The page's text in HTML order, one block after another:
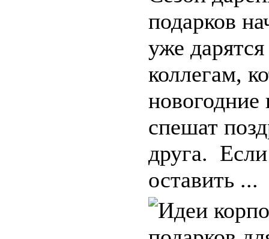
подарков
уже
коллегам,
спешат
друга.
оставить ...